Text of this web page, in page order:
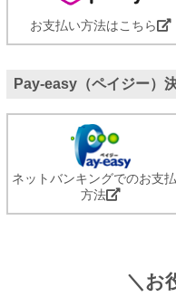
お支払い方法はこちら
Pay-easy（ペイジー）
ネットバンキングでのお支
方法
＼お